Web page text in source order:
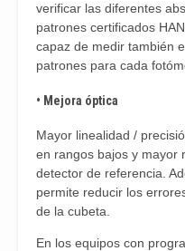
verificar las diferentes
patrones certificados
capaz de medir también
patrones para cada
• Mejora óptica
Mayor linealidad /
en rangos bajos y mayor
detector de referencia.
permite reducir los
de la cubeta.
En los equipos con